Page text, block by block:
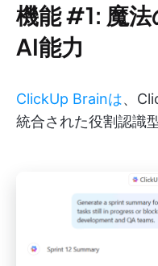
機能 #1: 魔
AI能力
ClickUp Brainは、
統合された役割認識